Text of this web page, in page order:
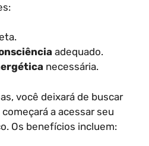
adequado.
necessária.
você deixará de buscar
a acessar seu
Os benefícios incluem: